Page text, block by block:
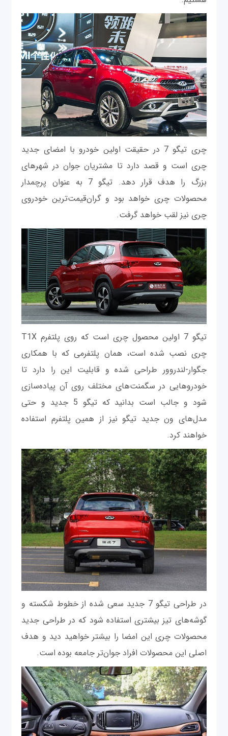
چری تیگو 7 در حقیقت اولین خودرو با امضای جدید
چری است و قصد دارد تا مشتریان جوان در شهرهای
بزرگ را هدف قرار دهد. تیگو 7 به عنوان پرچمدار
محصولات چری خواهد بود و گران‌قیمت‌ترین خودروی
چری نیز لقب خواهد گرفت.
تیگو 7 اولین محصول چری است که روی پلتفرم T1X
چری نصب شده است، همان پلتفرمی که با همکاری
جگوار-لندروور طراحی شده و قابلیت این را دارد تا
خودروهایی در سگمنت‌های مختلف روی آن پیاده‌سازی
شود و جالب است بدانید که تیگو 5 جدید و حتی
مدل‌های ون جدید تیگو نیز از همین پلتفرم استفاده
خواهند کرد.
در طراحی تیگو 7 جدید سعی شده از خطوط شکسته و
گوشه‌های تیز بیشتری استفاده شود که در طراحی جدید
محصولات چری این امضا را بیشتر خواهید دید و هدف
اصلی این محصولات افراد جوان‌تر جامعه بوده است.